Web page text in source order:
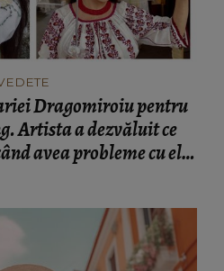
Dragomiroiu pentru
Artista a dezvăluit ce
avea probleme cu el: